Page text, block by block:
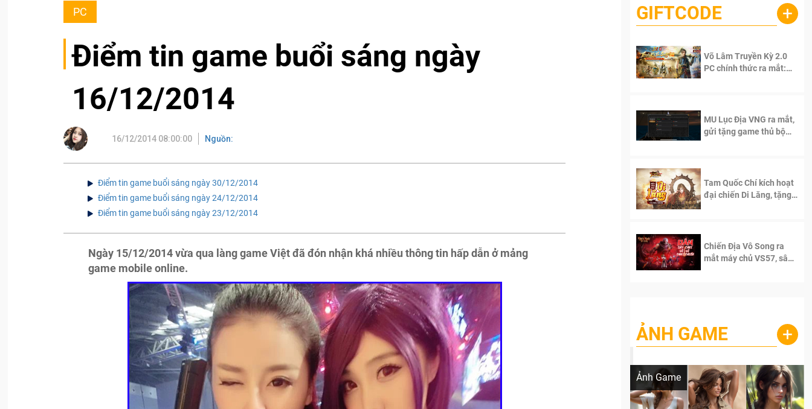
PC
Điểm tin game buổi sáng ngày
16/12/2014
16/12/2014 08:00:00 Nguồn:
Điểm tin game buổi sáng ngày 30/12/2014
Điểm tin game buổi sáng ngày 24/12/2014
Điểm tin game buổi sáng ngày 23/12/2014
Ngày 15/12/2014 vừa qua làng game Việt đã đón nhận khá nhiều thông tin hấp dẫn ở mảng
game mobile online.
GIFTCODE +
Võ Lâm Truyền Kỳ 2.0
PC chính thức ra mắt:
MU Lục Địa VNG ra mắt,
gửi tặng game thủ bộ
Tam Quốc Chí kích hoạt
đại chiến Di Lăng, tặng
Chiến Địa Vô Song ra
mắt máy chủ VS57, sân
ẢNH GAME +
Ảnh Game
Lala Croft vừa nóng vừa xinh dưới nét vẽ